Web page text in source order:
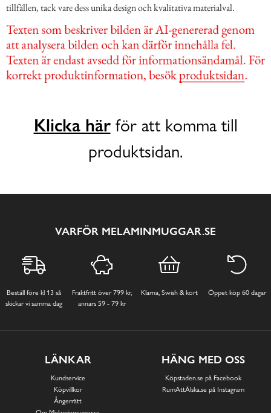
tillfällen, tack vare dess unika design och kvalitativa materialval.
Klicka härför att komma till
produktsidan.
VARFÖR MELAMINMUGGAR.SE
Beställ före kl 13 så
skickar vi samma dag
Fraktfritt över 799 kr,
annars 59 - 79 kr
Klarna, Swish & kort Öppet köp 60 dagar
LÄNKAR
Kundservice
Köpvillkor
Ångerrätt
HÄNG MED OSS
Köpstaden.se på Facebook
RumAttÄlska.se på Instagram